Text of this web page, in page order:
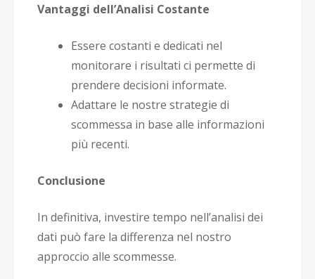
Vantaggi dell’Analisi Costante
Essere costanti e dedicati nel
monitorare i risultati ci permette di
prendere decisioni informate.
Adattare le nostre strategie di
scommessa in base alle informazioni
più recenti.
Conclusione
In definitiva, investire tempo nell’analisi dei
dati può fare la differenza nel nostro
approccio alle scommesse.